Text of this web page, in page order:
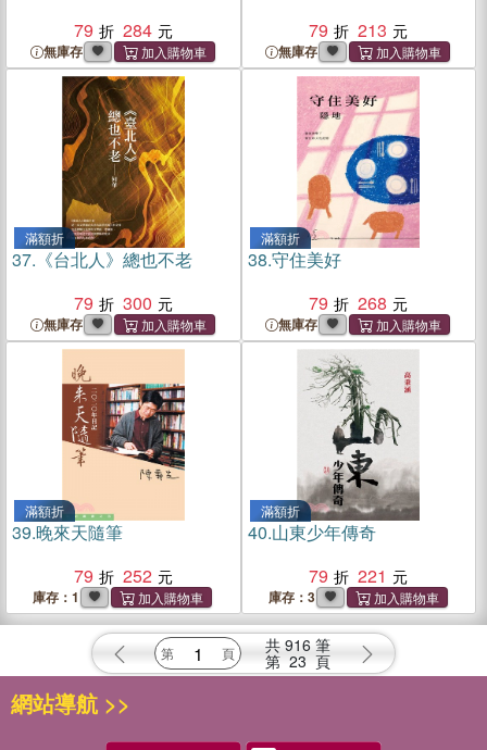
79
284
無庫存
79
213
無庫存
滿額折
37. 《台北人》總也不老
79
300
無庫存
滿額折
38.守住美好
79
268
無庫存
滿額折
39.晚來天隨筆
79
252
庫存：1
滿額折
40.山東少年傳奇
79
221
庫存：3
共 916 筆
第 23 頁
網站導航 >>